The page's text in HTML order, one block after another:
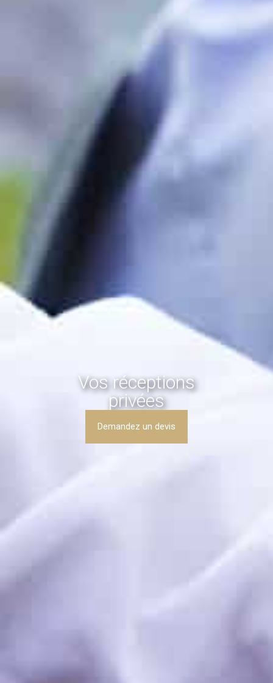
Vos réceptions
privées
Demandez un devis